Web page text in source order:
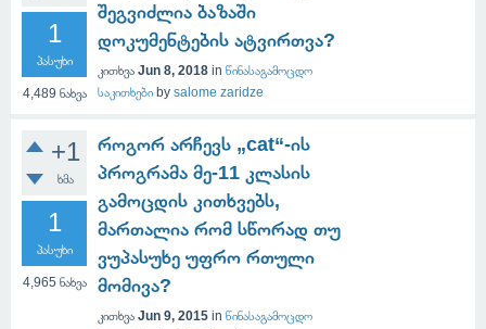
1
პასუხი
4,489 ნახვა
შეგვიძლია ბაზაში
დოკუმენტების ატვირთვა?
კითხვა Jun 8, 2018 in წინასაგამოცდო
საკითხები by salome zaridze
+1
ხმა
1
პასუხი
4,965 ნახვა
როგორ არჩევს „cat“-ის
პროგრამა მე-11 კლასის
გამოცდის კითხვებს,
მართალია რომ სწორად თუ
ვუპასუხე უფრო რთული
მომივა?
კითხვა Jun 9, 2015 in წინასაგამოცდო